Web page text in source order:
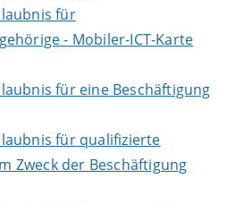
für
- Mobiler-ICT-Karte
für eine Beschäftigung
für qualifizierte
Zweck der Beschäftigung